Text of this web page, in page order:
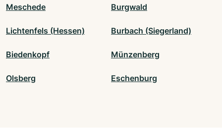
Meschede Burgwald
Lichtenfels (Hessen) Burbach (Siegerland)
Biedenkopf Münzenberg
Olsberg Eschenburg